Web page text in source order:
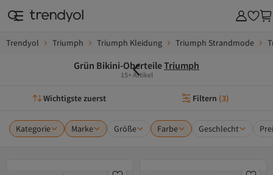
Trendyol Triumph Triumph Kleidung Triumph Strandmode
Grün Bikini-OberteileTriumph
15+ Artikel
Wichtigste zuerst Filtern (3)
Kategorie Marke Größe Farbe Geschlecht